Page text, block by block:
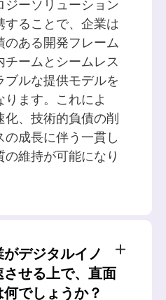
ーソリューション
することで、企業は
ある開発フレーム
チームとシームレス
ルな提供モデルを
ます。これによ
化、技術的負債の削
成長に伴う一貫し
維持が可能になり
デジタルイノ
せる上で、直面
でしょうか？